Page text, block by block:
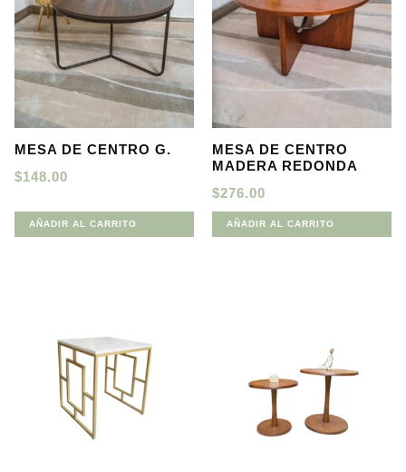
MESA DE CENTRO G.
$148.00
AÑADIR AL CARRITO
MESA DE CENTRO
MADERA REDONDA
$276.00
AÑADIR AL CARRITO